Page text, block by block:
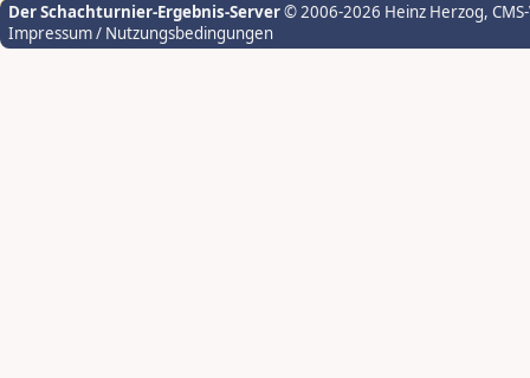
Der Schachturnier-Ergebnis-Server© 2006-2026 Heinz Herzog,
Impressum / Nutzungsbedingungen